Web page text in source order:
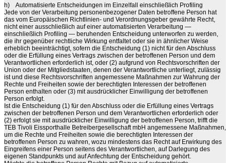
h)
Automatisierte Entscheidungen im Einzelfall einschließlich Profiling
Jede von der Verarbeitung personenbezogener Daten betroffene Person hat
das vom Europäischen Richtlinien- und Verordnungsgeber gewährte Recht,
nicht einer ausschließlich auf einer automatisierten Verarbeitung —
einschließlich Profiling — beruhenden Entscheidung unterworfen zu werden,
die ihr gegenüber rechtliche Wirkung entfaltet oder sie in ähnlicher Weise
erheblich beeinträchtigt, sofern die Entscheidung (1) nicht für den Abschluss
oder die Erfüllung eines Vertrags zwischen der betroffenen Person und dem
Verantwortlichen erforderlich ist, oder (2) aufgrund von Rechtsvorschriften der
Union oder der Mitgliedstaaten, denen der Verantwortliche unterliegt, zulässig
ist und diese Rechtsvorschriften angemessene Maßnahmen zur Wahrung der
Rechte und Freiheiten sowie der berechtigten Interessen der betroffenen
Person enthalten oder (3) mit ausdrücklicher Einwilligung der betroffenen
Person erfolgt.
Ist die Entscheidung (1) für den Abschluss oder die Erfüllung eines Vertrags
zwischen der betroffenen Person und dem Verantwortlichen erforderlich oder
(2) erfolgt sie mit ausdrücklicher Einwilligung der betroffenen Person, trifft die
TEB Tivoli Eissporthalle Betreibergesellschaft mbH angemessene Maßnahmen,
um die Rechte und Freiheiten sowie die berechtigten Interessen der
betroffenen Person zu wahren, wozu mindestens das Recht auf Erwirkung des
Eingreifens einer Person seitens des Verantwortlichen, auf Darlegung des
eigenen Standpunkts und auf Anfechtung der Entscheidung gehört.